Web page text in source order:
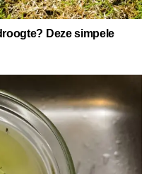
Deze simpele